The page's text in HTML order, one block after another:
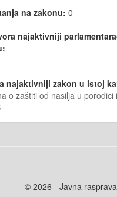
na zakonu: 0
najaktivniji
najaktivniji zakon u istoj
o zaštiti od nasilja u porodici
© 2026 - Javna rasprava